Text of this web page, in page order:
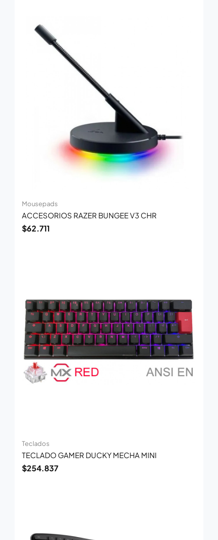
Mousepads
ACCESORIOS RAZER BUNGEE V3 CHR
$62.711
Teclados
TECLADO GAMER DUCKY MECHA MINI
$254.837